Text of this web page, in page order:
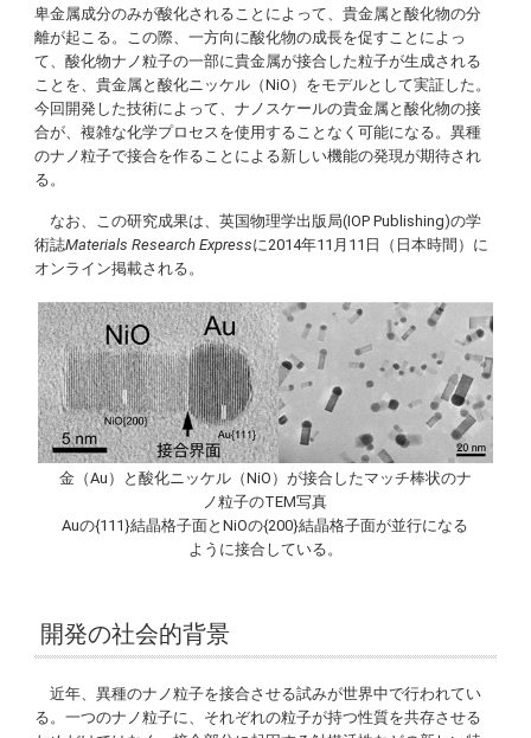
卑金属成分のみが酸化されることによって、貴金属と酸化物の分
離が起こる。この際、一方向に酸化物の成長を促すことによっ
て、酸化物ナノ粒子の一部に貴金属が接合した粒子が生成される
ことを、貴金属と酸化ニッケル（NiO）をモデルとして実証した。
今回開発した技術によって、ナノスケールの貴金属と酸化物の接
合が、複雑な化学プロセスを使用することなく可能になる。異種
のナノ粒子で接合を作ることによる新しい機能の発現が期待され
る。
なお、この研究成果は、英国物理学出版局(IOP Publishing)の学
術誌Materials Research Expressに2014年11月11日（日本時間）に
オンライン掲載される。
金（Au）と酸化ニッケル（NiO）が接合したマッチ棒状のナ
ノ粒子のTEM写真
Auの{111}結晶格子面とNiOの{200}結晶格子面が並行になる
ように接合している。
開発の社会的背景
近年、異種のナノ粒子を接合させる試みが世界中で行われてい
る。一つのナノ粒子に、それぞれの粒子が持つ性質を共存させる